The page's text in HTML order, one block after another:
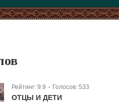
Рейтинг: 9.9 Голосов: 533
ОТЦЫ И ДЕТИ